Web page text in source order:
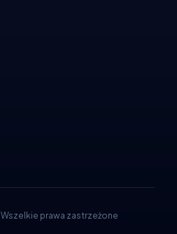
Wszelkie prawa zastrzeżone